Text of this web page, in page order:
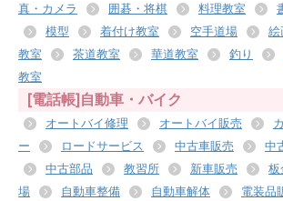
真・カメラ
囲碁・将棋 料理教室
模型
着付け教室 空手道場 絵
教室
茶道教室 華道教室 釣り
教室
[電話帳]自動車・バイク
オートバイ修理 オートバイ販売
ー
ロードサービス 中古車販売
中
中古部品
教習所 新車販売 板
場
自動車整備 自動車解体 電装品